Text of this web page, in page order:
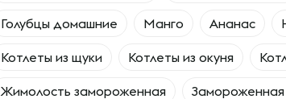
Голубцы домашние Манго Ананас
Котлеты из щуки Котлеты из окуня
Жимолость замороженная Замороженная